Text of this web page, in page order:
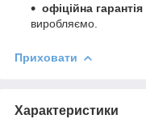
офіційна гарантія
виробляємо.
Приховати
Характеристики